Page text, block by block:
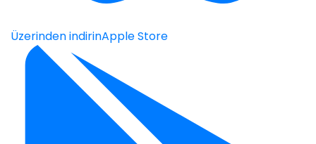
Üzerinden indirinApple Store